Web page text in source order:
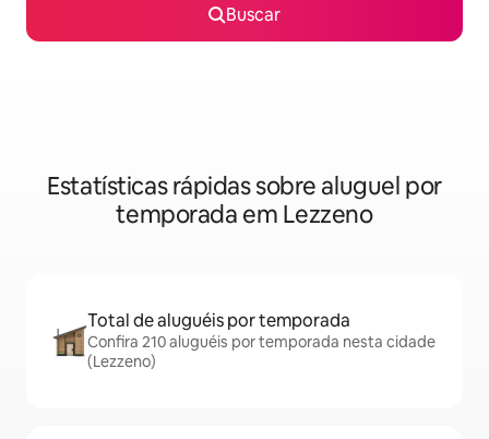
Buscar
Estatísticas rápidas sobre aluguel por
temporada em Lezzeno
Total de aluguéis por temporada
Confira 210 aluguéis por temporada nesta cidade
(Lezzeno)